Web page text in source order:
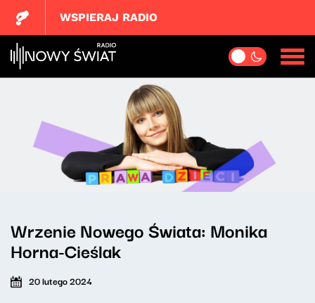
WSPIERAJ RADIO
Wrzenie Nowego Świata: Monika
Horna-Cieślak
20 lutego 2024